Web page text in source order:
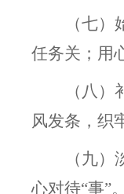
（七
任务关；用
（八
风发条，织
（九
心对待“事”。